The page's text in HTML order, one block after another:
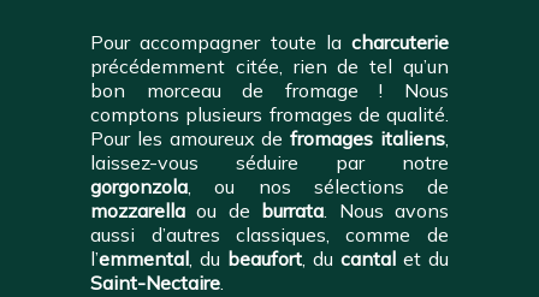
Pour accompagner toute la charcuterie
précédemment citée, rien de tel qu’un
bon morceau de fromage ! Nous
comptons plusieurs fromages de qualité.
Pour les amoureux defromages italiens,
laissez-vous séduire par notre
gorgonzola, ou nos sélections de
mozzarella ou de burrata. Nous avons
aussi d’autres classiques, comme de
l’emmental, du beaufort, du cantal et du
Saint-Nectaire.